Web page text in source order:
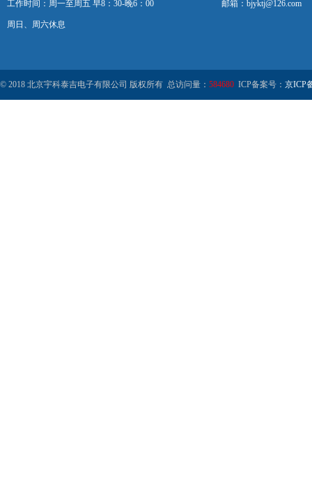
工作时间：周一至周五 早8：30-晚6：00
周日、周六休息
邮箱：bjyktj@126.com
© 2018 北京宇科泰吉电子有限公司 版权所有 总访问量： 584680 ICP备案号： 京ICP